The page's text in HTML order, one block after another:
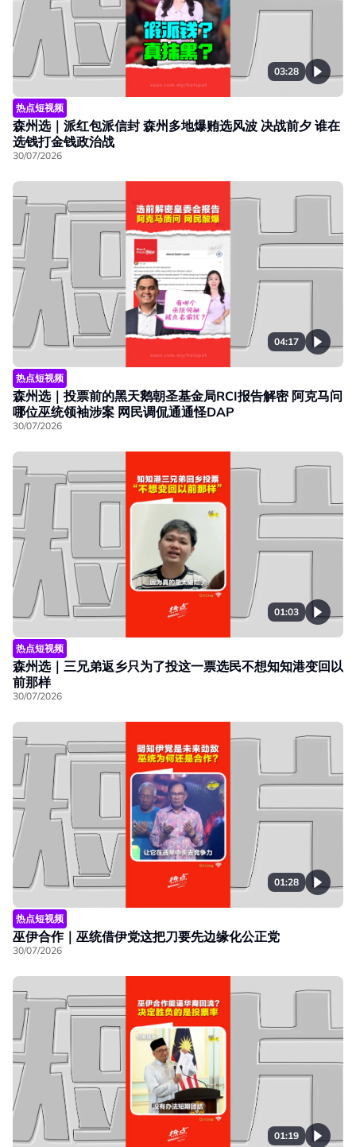
03:28
热点短视频
森州选｜派红包派信封 森州多地爆贿选风波 决战前夕 谁在
选钱打金钱政治战
30/07/2026
04:17
热点短视频
森州选｜投票前的黑天鹅朝圣基金局RCI报告解密 阿克马问
哪位巫统领袖涉案 网民调侃通通怪DAP
30/07/2026
01:03
热点短视频
森州选｜三兄弟返乡只为了投这一票选民不想知知港变回以
前那样
30/07/2026
01:28
热点短视频
巫伊合作｜巫统借伊党这把刀要先边缘化公正党
30/07/2026
01:19